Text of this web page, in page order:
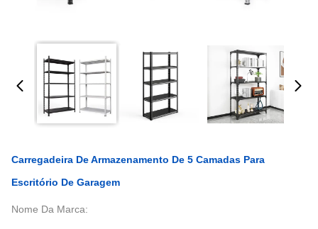
Carregadeira De Armazenamento De 5 Camadas Para
Escritório De Garagem
Nome Da Marca: